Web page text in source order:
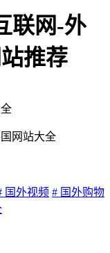
联网-外
推荐
网站大全
国外视频 # 国外购物